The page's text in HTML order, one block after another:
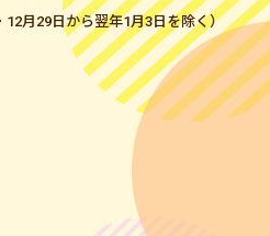
月29日から翌年1月3日を除く）